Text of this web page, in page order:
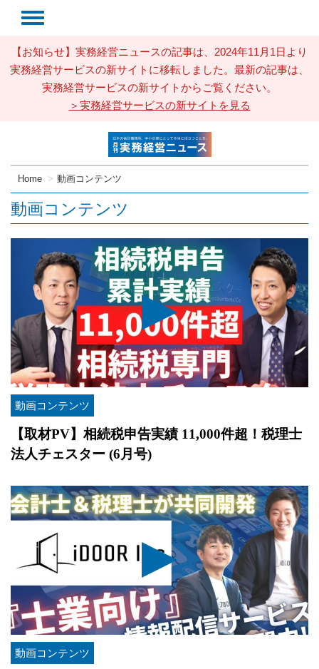
【お知らせ】実務経営ニュースの記事は、2024年11月1日より
実務経営サービスの新サイトに移転しました。最新の記事は、
実務経営サービスの新サイトからご覧ください。
＞実務経営サービスの新サイトを見る
Home 動画コンテンツ
動画コンテンツ
動画コンテンツ
【取材PV】相続税申告実績 11,000件超！税理士
法人チェスター (6月号)
動画コンテンツ